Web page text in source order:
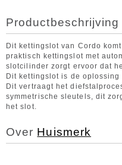
Productbeschrijving
Dit kettingslot van Cordo
praktisch kettingslot met
slotcilinder zorgt ervoor dat
Dit kettingslot is de
Dit vertraagt het
symmetrische sleutels, dit
het slot.
Over Huismerk